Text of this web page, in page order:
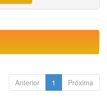
Anterior 1 Próxima